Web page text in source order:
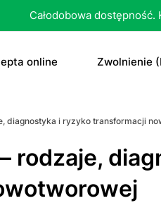
Całodobowa
online
Tabletka „dzień po”
Zwolnienie
diagnostyka i ryzyko transformacji
rodzaje,